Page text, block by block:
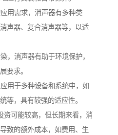
用需求，消声器有多种类
声器、复合消声器等，以适
，消声器有助于环境保护，
要求。
用于多种设备和系统中，如
等，具有较强的适应性。
资可能较高，但长期来看，消
致的额外成本，如费用、生